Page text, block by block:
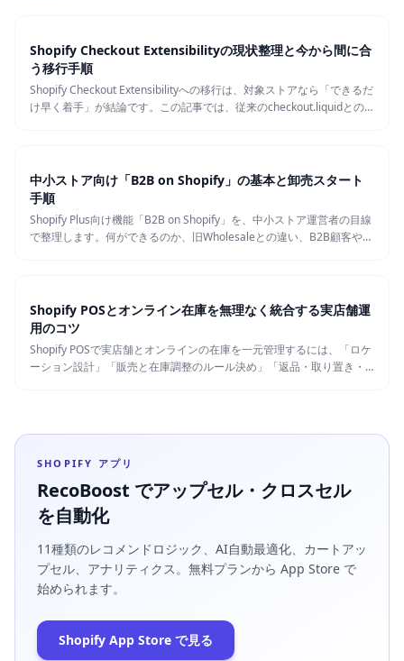
Shopify Checkout Extensibilityの現状整理と今から間に合
う移行手順
Shopify Checkout Extensibilityへの移行は、対象ストアなら「できるだ
け早く着手」が結論です。この記事では、従来のcheckout.liquidとの
中小ストア向け「B2B on Shopify」の基本と卸売スタート
手順
Shopify Plus向け機能「B2B on Shopify」を、中小ストア運営者の目線
で整理します。何ができるのか、旧Wholesaleとの違い、B2B顧客や価
Shopify POSとオンライン在庫を無理なく統合する実店舗運
用のコツ
Shopify POSで実店舗とオンラインの在庫を一元管理するには、「ロケ
ーション設計」「販売と在庫調整のルール決め」「返品・取り置き・
SHOPIFY アプリ
RecoBoost でアップセル・クロスセル
を自動化
11種類のレコメンドロジック、AI自動最適化、カートアッ
プセル、アナリティクス。無料プランから App Store で
始められます。
Shopify App Store で見る